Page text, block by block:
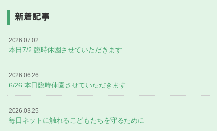
新着記事
2026.07.02
本日7/2 臨時休園させていただきます
2026.06.26
6/26 本日臨時休園させていただきます
2026.03.25
毎日ネットに触れるこどもたちを守るために